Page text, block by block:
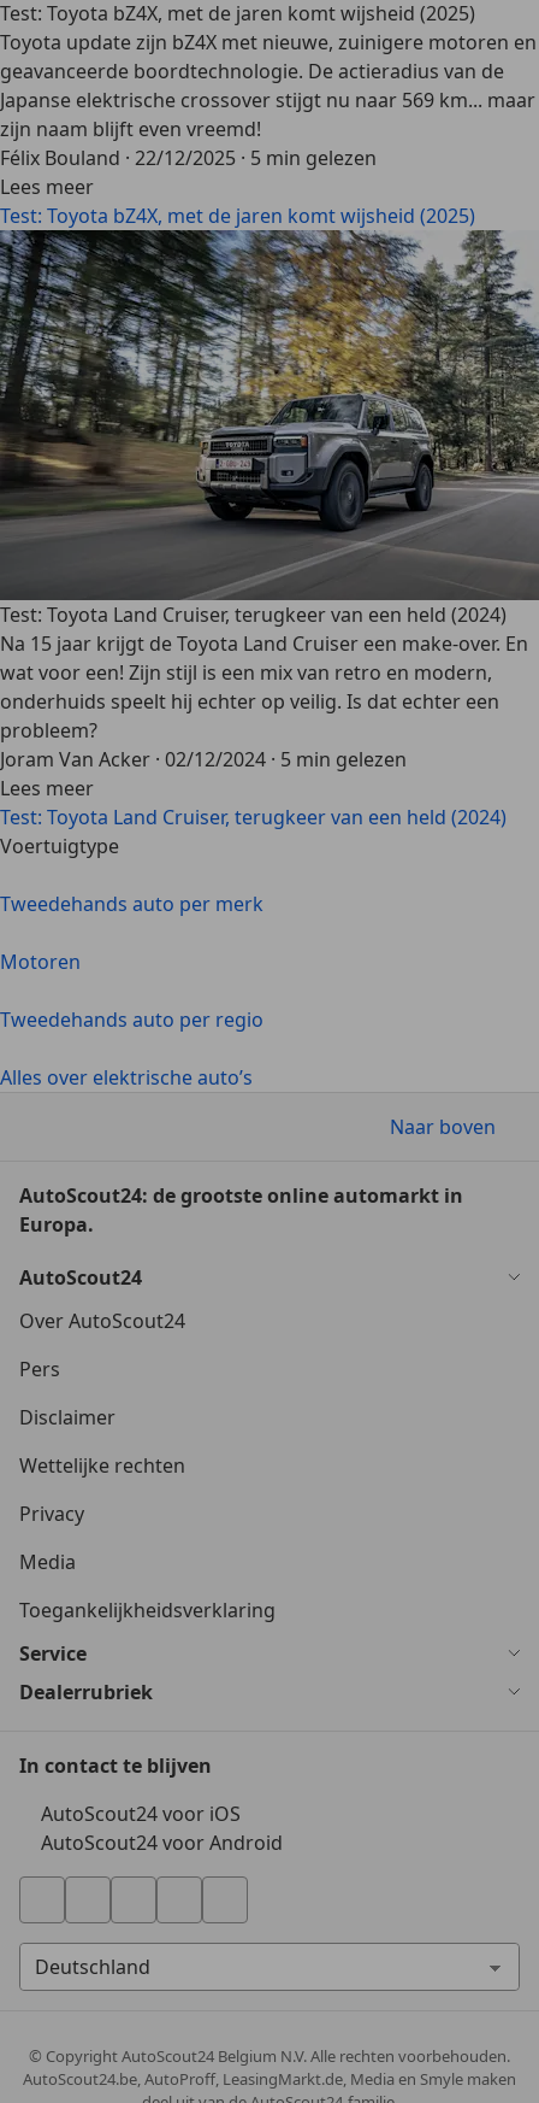
Test: Toyota bZ4X, met de jaren komt wijsheid (2025)
Toyota update zijn bZ4X met nieuwe, zuinigere motoren en
geavanceerde boordtechnologie. De actieradius van de
Japanse elektrische crossover stijgt nu naar 569 km... maar
zijn naam blijft even vreemd!
Félix Bouland · 22/12/2025 · 5 min gelezen
Lees meer
Test: Toyota bZ4X, met de jaren komt wijsheid (2025)
Test: Toyota Land Cruiser, terugkeer van een held (2024)
Na 15 jaar krijgt de Toyota Land Cruiser een make-over. En
wat voor een! Zijn stijl is een mix van retro en modern,
onderhuids speelt hij echter op veilig. Is dat echter een
probleem?
Joram Van Acker · 02/12/2024 · 5 min gelezen
Lees meer
Test: Toyota Land Cruiser, terugkeer van een held (2024)
Voertuigtype
Tweedehands auto per merk
Motoren
Tweedehands auto per regio
Alles over elektrische auto’s
Naar boven
AutoScout24: de grootste online automarkt in
Europa.
AutoScout24
Over AutoScout24
Pers
Disclaimer
Wettelijke rechten
Privacy
Media
Toegankelijkheidsverklaring
Service
Dealerrubriek
In contact te blijven
AutoScout24 voor iOS
AutoScout24 voor Android
© CopyrightAutoScout24 Belgium N.V. Alle rechten voorbehouden.
AutoScout24.be, AutoProff, LeasingMarkt.de, Media en Smyle maken